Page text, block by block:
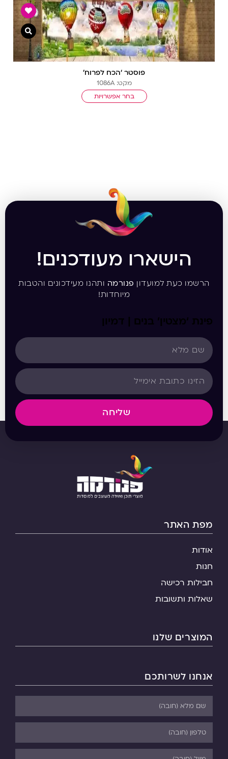
פוסטר ‘הכח לפרוח’
מקט: 1086A
בחר אפשרויות
צפייה
הישארו מעודכנים!
הרשמו כעת למועדון פנורמה ותהנו מעידכונים והטבות
מיוחדות!
פינת ‘מצטין’ בנים | דמיון
שליחה
מפת האתר
אודות
חנות
חבילות רכישה
שאלות ותשובות
המוצרים שלנו
אנחנו לשרותכם